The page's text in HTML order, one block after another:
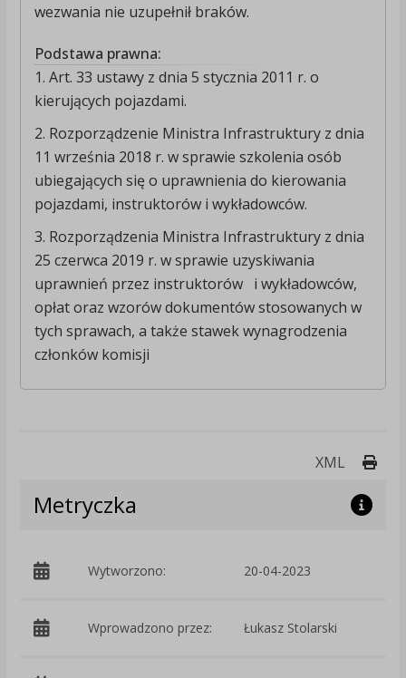
wezwania nie uzupełnił braków.
Podstawa prawna:
1. Art. 33 ustawy z dnia 5 stycznia 2011 r. o
kierujących pojazdami.
2. Rozporządzenie Ministra Infrastruktury z dnia
11 września 2018 r. w sprawie szkolenia osób
ubiegających się o uprawnienia do kierowania
pojazdami, instruktorów i wykładowców.
3. Rozporządzenia Ministra Infrastruktury z dnia
25 czerwca 2019 r. w sprawie uzyskiwania
uprawnień przez instruktorów i wykładowców,
opłat oraz wzorów dokumentów stosowanych w
tych sprawach, a także stawek wynagrodzenia
członków komisji
XML
Metryczka
Wytworzono: 20-04-2023
Wprowadzono przez: Łukasz Stolarski